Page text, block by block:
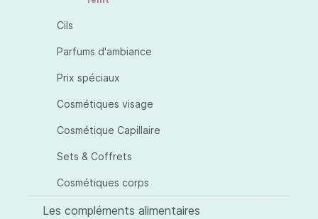
Cils
Parfums d'ambiance
Prix spéciaux
Cosmétiques visage
Cosmétique Capillaire
Sets & Coffrets
Cosmétiques corps
Les compléments alimentaires